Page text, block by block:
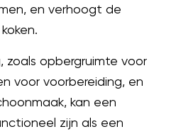
en verhoogt de
zoals opbergruimte voor
voor voorbereiding, en
kan een
zijn als een